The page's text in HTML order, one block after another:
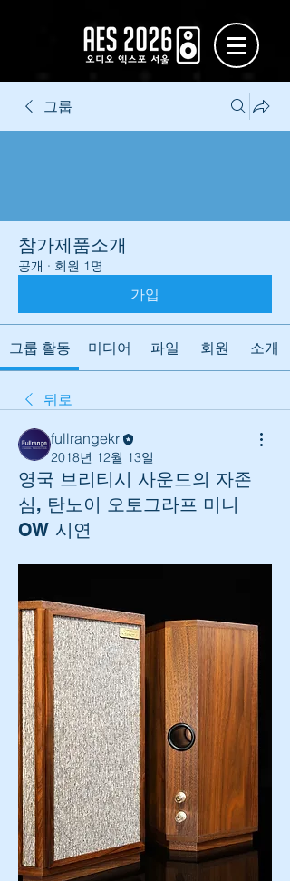
그룹
참가제품소개
공개 · 회원 1명
가입
그룹 활동 미디어 파일 회원 소개
뒤로
fullrangekr
2018년 12월 13일
영국 브리티시 사운드의 자존
심, 탄노이 오토그라프 미니
OW 시연